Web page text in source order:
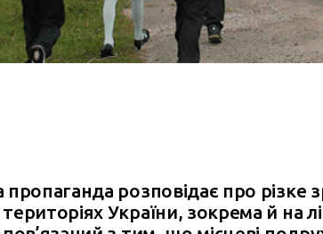
пропаганда розповідає про різке
України, зокрема й на